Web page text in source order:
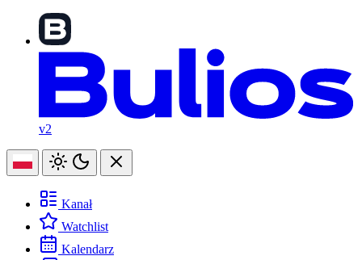
v2
Kanał
Watchlist
Kalendarz